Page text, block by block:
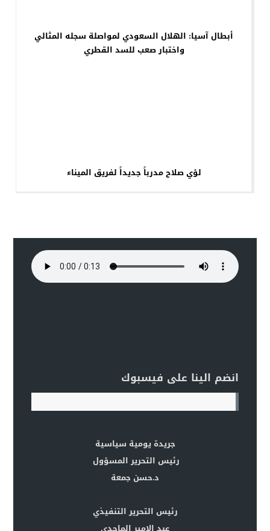
أبطال آسيا: الهلال السعودي لمواصلة سجله المثالي
واختبار صعب للسد القطري
لؤي صلاح مدرباً جديداً لفريق الميناء
انضم الينا على فيسبوك
جريدة يومية سياسية
رئيس التحرير المسؤول
د.حسن جمعة
رئيس التحرير التنفيذي